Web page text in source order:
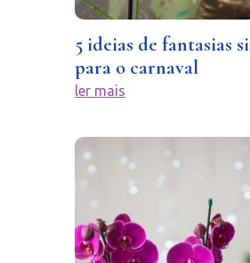
5 ideias de fantasias
para o carnaval
ler mais